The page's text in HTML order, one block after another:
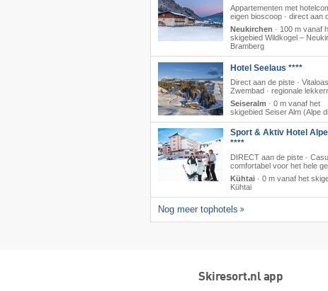
Appartementen met
eigen bioscoop · direct aan
Neukirchen · 100 m vanaf
skigebied Wildkogel –
Bramberg
Hotel Seelaus ****
Direct aan de piste ·
Zwembad · regionale
Seiseralm · 0 m vanaf het
skigebied Seiser Alm (Alpe
Sport & Aktiv Hotel
****
DIRECT aan de piste ·
comfortabel voor het hele
Kühtai· 0 m vanaf het
Kühtai
Nog meer tophotels
Skiresort.nl app